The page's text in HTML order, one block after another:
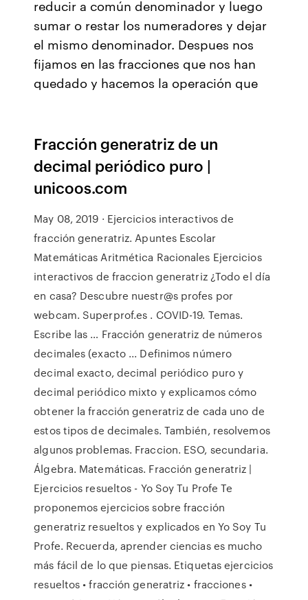
reducir a común denominador y luego
sumar o restar los numeradores y dejar
el mismo denominador. Despues nos
fijamos en las fracciones que nos han
quedado y hacemos la operación que
Fracción generatriz de un
decimal periódico puro |
unicoos.com
May 08, 2019 · Ejercicios interactivos de
fracción generatriz. Apuntes Escolar
Matemáticas Aritmética Racionales Ejercicios
interactivos de fraccion generatriz ¿Todo el día
en casa? Descubre nuestr@s profes por
webcam. Superprof.es . COVID-19. Temas.
Escribe las … Fracción generatriz de números
decimales (exacto ... Definimos número
decimal exacto, decimal periódico puro y
decimal periódico mixto y explicamos cómo
obtener la fracción generatriz de cada uno de
estos tipos de decimales. También, resolvemos
algunos problemas. Fraccion. ESO, secundaria.
Álgebra. Matemáticas. Fracción generatriz |
Ejercicios resueltos - Yo Soy Tu Profe Te
proponemos ejercicios sobre fracción
generatriz resueltos y explicados en Yo Soy Tu
Profe. Recuerda, aprender ciencias es mucho
más fácil de lo que piensas. Etiquetas ejercicios
resueltos • fracción generatriz • fracciones •